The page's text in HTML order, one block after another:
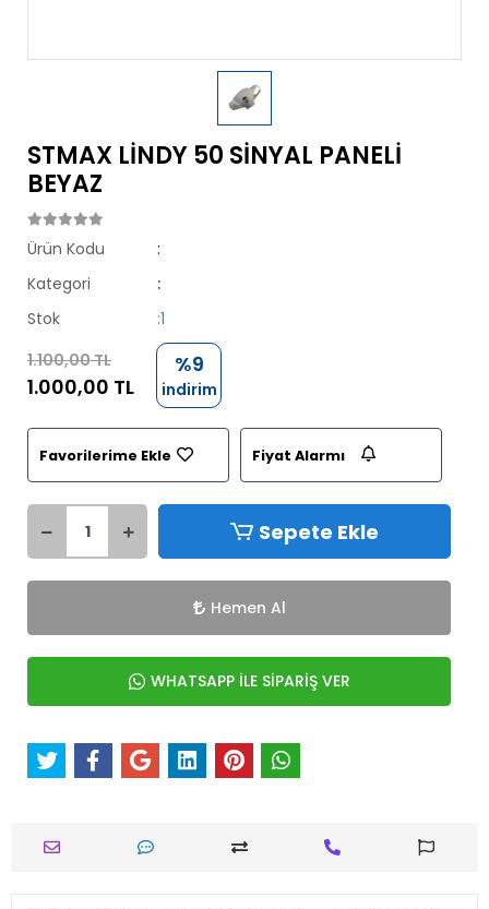
STMAX LİNDY 50 SİNYAL PANELİ
BEYAZ
Ürün Kodu
:
Kategori
:
Stok
:1
1.100,00 TL
1.000,00 TL
%9
indirim
Favorilerime Ekle Fiyat Alarmı
Sepete Ekle
Hemen Al
WHATSAPP İLE SİPARİŞ VER